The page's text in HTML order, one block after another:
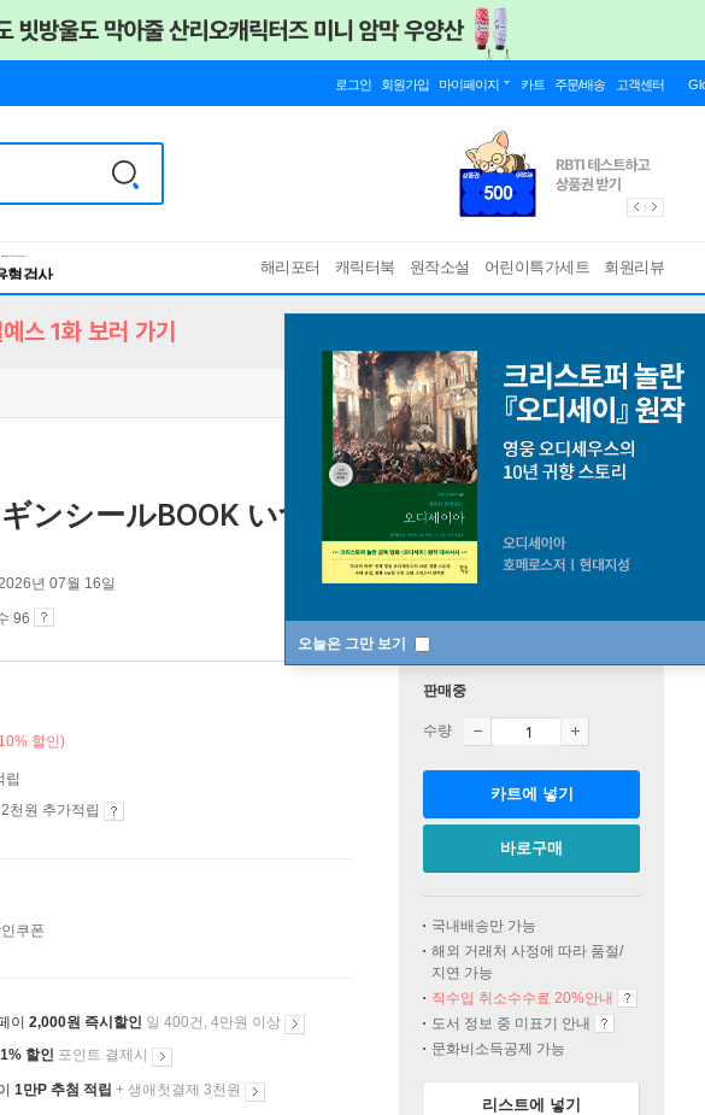
로그인 회원가입 마이페이지 카트 주문/배송 고객센터
형검사
해리포터 캐릭터북 원작소설 어린이특가세트 회원리뷰
오늘은 그만 보기
스 1화 보러 가기
ンシールBOOK いつもの暮らし編
년 07월 16일
96
할인)
립
천원 추가적립
쿠폰
이 2,000원 즉시할인 일 400건, 4만원 이상
1% 할인 포인트 결제시
1만P 추첨 적립 + 생애첫결제 3천원
판매중
수량
카트에 넣기
바로구매
국내배송만 가능
해외 거래처 사정에 따라 품절/
지연 가능
직수입 취소수수료 20%안내
도서 정보 중 미표기 안내
문화비소득공제 가능
리스트에 넣기